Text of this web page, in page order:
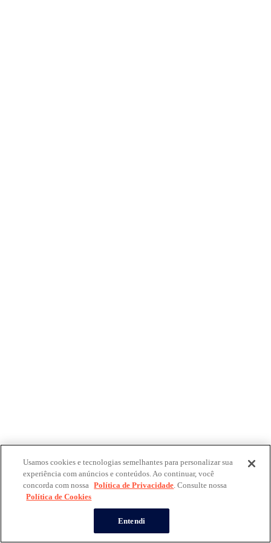
Usamos cookies e tecnologias semelhantes para personalizar sua
experiência com anúncios e conteúdos. Ao continuar, você
concorda com nossa Política de Privacidade. Consulte nossa
Política de Cookies
Entendi